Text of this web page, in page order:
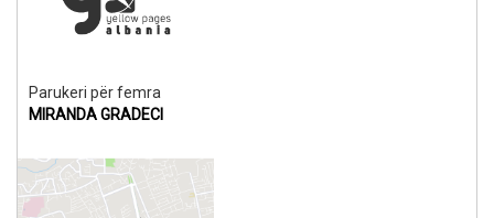
Parukeri për femra
MIRANDA GRADECI